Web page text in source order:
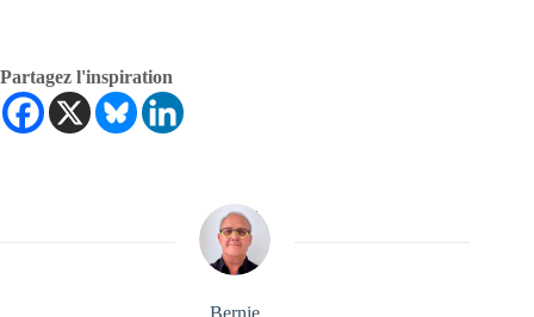
Partagez l'inspiration